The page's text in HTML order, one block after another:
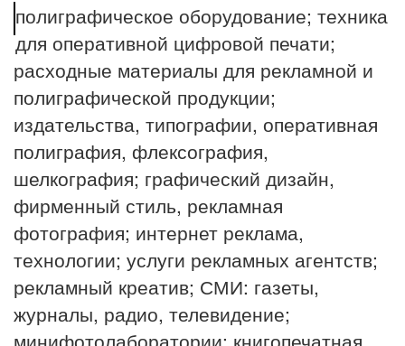
полиграфическое оборудование; техника
для оперативной цифровой печати;
расходные материалы для рекламной и
полиграфической продукции;
издательства, типографии, оперативная
полиграфия, флексография,
шелкография; графический дизайн,
фирменный стиль, рекламная
фотография; интернет реклама,
технологии; услуги рекламных агентств;
рекламный креатив; СМИ: газеты,
журналы, радио, телевидение;
минифотолаборатории; книгопечатная